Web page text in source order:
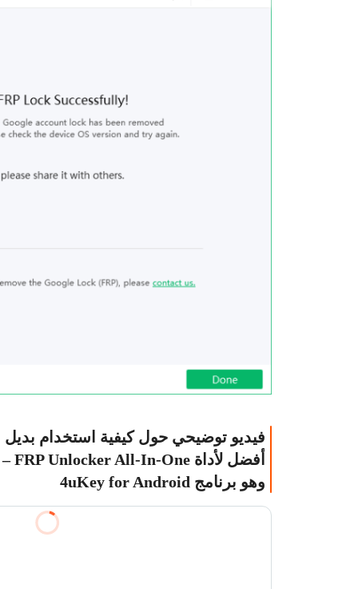
فيديو توضيحي حول كيفية استخدام بديل
أفضل لأداة FRP Unlocker All-In-One –
وهو برنامج 4uKey for Android